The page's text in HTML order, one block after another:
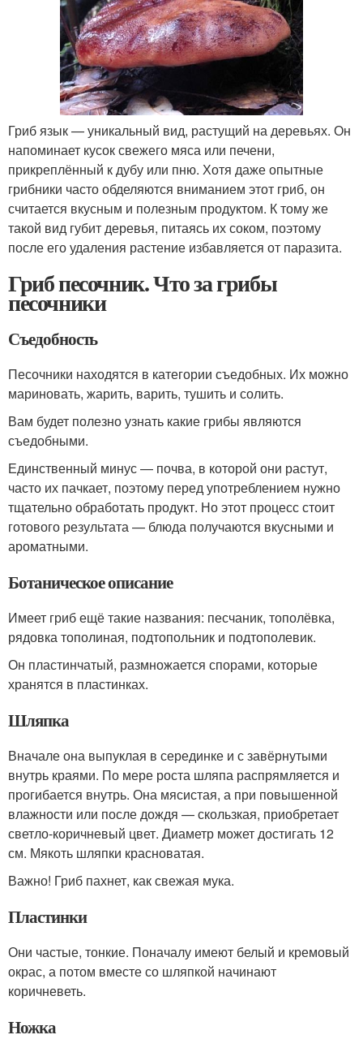
Гриб язык — уникальный вид, растущий на деревьях. Он
напоминает кусок свежего мяса или печени,
прикреплённый к дубу или пню. Хотя даже опытные
грибники часто обделяются вниманием этот гриб, он
считается вкусным и полезным продуктом. К тому же
такой вид губит деревья, питаясь их соком, поэтому
после его удаления растение избавляется от паразита.
Гриб песочник. Что за грибы
песочники
Съедобность
Песочники находятся в категории съедобных. Их можно
мариновать, жарить, варить, тушить и солить.
Вам будет полезно узнать какие грибы являются
съедобными.
Единственный минус — почва, в которой они растут,
часто их пачкает, поэтому перед употреблением нужно
тщательно обработать продукт. Но этот процесс стоит
готового результата — блюда получаются вкусными и
ароматными.
Ботаническое описание
Имеет гриб ещё такие названия: песчаник, тополёвка,
рядовка тополиная, подтопольник и подтополевик.
Он пластинчатый, размножается спорами, которые
хранятся в пластинках.
Шляпка
Вначале она выпуклая в серединке и с завёрнутыми
внутрь краями. По мере роста шляпа распрямляется и
прогибается внутрь. Она мясистая, а при повышенной
влажности или после дождя — скользкая, приобретает
светло-коричневый цвет. Диаметр может достигать 12
см. Мякоть шляпки красноватая.
Важно! Гриб пахнет, как свежая мука.
Пластинки
Они частые, тонкие. Поначалу имеют белый и кремовый
окрас, а потом вместе со шляпкой начинают
коричневеть.
Ножка